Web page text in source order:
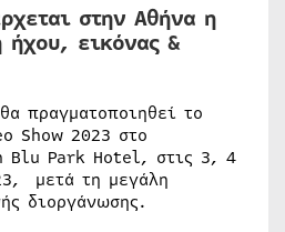
στην Αθήνα η
εικόνας &
πραγματοποιηθεί το
Show 2023 στο
Blu Park Hotel, στις 3, 4
μετά τη μεγάλη
διοργάνωσης.